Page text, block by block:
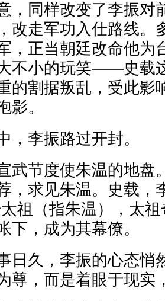
，同样改变了李振对
改走军功入仕路线。
，正当朝廷改命他为
不小的玩笑——史载
的割据叛乱，受此影
影。
，李振路过开封。
武节度使朱温的地盘
，求见朱温。史载，
祖（指朱温），太
下，成为其幕僚。
日久，李振的心态悄
尊，而是着眼于现实